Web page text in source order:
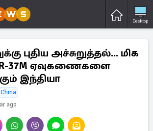
Desktop
புதிய அச்சுறுத்தல்... மிக
37M ஏவுகணைகளை
இந்தியா
China
ago